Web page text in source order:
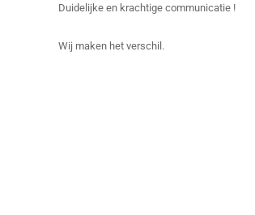
Duidelijke en krachtige communicatie !
Wij maken het verschil.